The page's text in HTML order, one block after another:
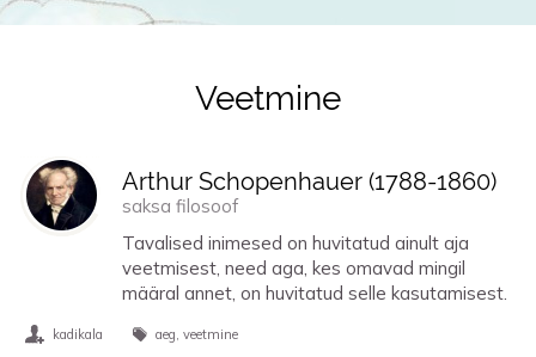
Tsitaadid teemalveetmine
Veetmine
Arthur Schopenhauer (1788-1860)
saksa filosoof
Tavalised inimesed on huvitatud ainult aja
veetmisest, need aga, kes omavad mingil
määral annet, on huvitatud selle kasutamisest.
kadikala aeg veetmine